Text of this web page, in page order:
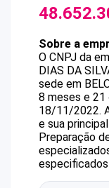
Sobre a
O CNPJ da
DIAS DA
sede em
8 meses e 21
18/11/2022.
e sua
Preparação